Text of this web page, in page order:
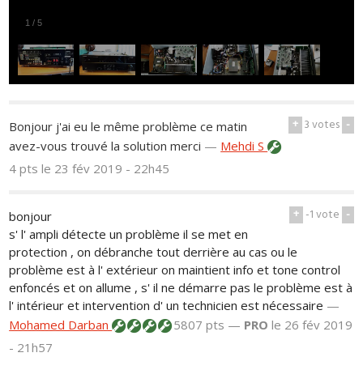
1 /5
+ 3votes -
Bonjour j'ai eu le même problème ce matin
avez-vous trouvé la solution merci — Mehdi S
4 ptsle 23 fév 2019 - 22h45
+ -1vote -
bonjour
s' l' ampli détecte un problème il se met en
protection , on débranche tout derrière au cas ou le
problème est à l' extérieur on maintient info et tone control
enfoncés et on allume , s' il ne démarre pas le problème est à
l' intérieur et intervention d' un technicien est nécessaire —
Mohamed Darban
5807 pts — PRO le 26 fév 2019
- 21h57